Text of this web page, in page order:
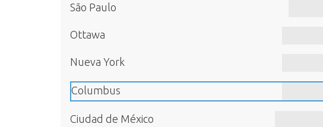
São Paulo
Ottawa
Nueva York
Columbus
Ciudad de México